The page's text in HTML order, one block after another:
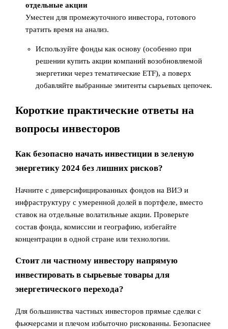
отдельные акции
Уместен для промежуточного инвестора, готового
тратить время на анализ.
Используйте фонды как основу (особенно при
решении купить акции компаний возобновляемой
энергетики через тематические ETF), а поверх
добавляйте выбранные эмитенты сырьевых цепочек.
Короткие практические ответы на
вопросы инвесторов
Как безопасно начать инвестиции в зеленую
энергетику 2024 без лишних рисков?
Начните с диверсифицированных фондов на ВИЭ и
инфраструктуру с умеренной долей в портфеле, вместо
ставок на отдельные волатильные акции. Проверьте
состав фонда, комиссии и географию, избегайте
концентрации в одной стране или технологии.
Стоит ли частному инвестору напрямую
инвестировать в сырьевые товары для
энергетического перехода?
Для большинства частных инвесторов прямые сделки с
фьючерсами и плечом избыточно рискованны. Безопаснее